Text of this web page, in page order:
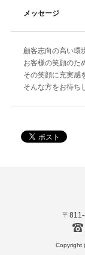
メッセージ
顧客志向の高い環
お客様の笑顔のた
その笑顔に充実感
そんな方をお待ち
〒
Copyright